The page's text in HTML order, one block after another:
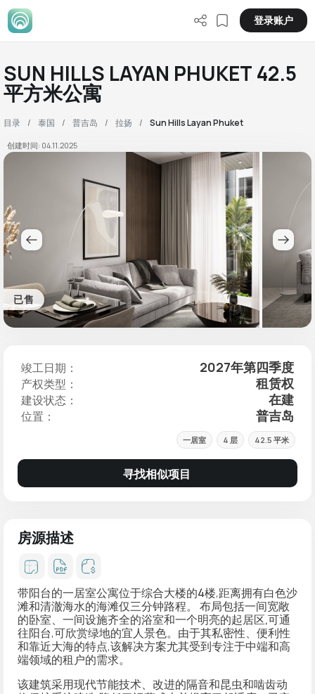
登录账户
SUN HILLS LAYAN PHUKET 42.5
平方米公寓
目录 泰国 普吉岛 拉扬 Sun Hills Layan Phuket
创建时间: 04.11.2025
已售
竣工日期： 2027年第四季度
产权类型： 租赁权
建设状态： 在建
位置： 普吉岛
一居室 4 层 42.5 平米
寻找相似项目
房源描述
带阳台的一居室公寓位于综合大楼的4楼,距离拥有白色沙
滩和清澈海水的海滩仅三分钟路程。 布局包括一间宽敞
的卧室、一间设施齐全的浴室和一个明亮的起居区,可通
往阳台,可欣赏绿地的宜人景色。由于其私密性、便利性
和靠近大海的特点,该解决方案尤其受到专注于中端和高
端领域的租户的需求。
该建筑采用现代节能技术、 改进的隔音和昆虫和啮齿动